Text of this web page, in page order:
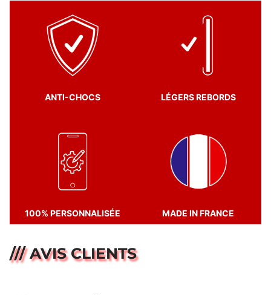
ANTI-CHOCS LÉGERS REBORDS
100% PERSONNALISÉE MADE IN FRANCE
/// AVIS CLIENTS